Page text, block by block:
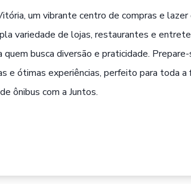
um vibrante centro de compras e lazer
variedade de lojas, restaurantes e
busca diversão e praticidade. Prepare-
e ótimas experiências, perfeito para toda a
ônibus com a Juntos.